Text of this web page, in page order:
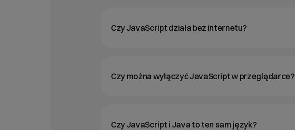
Czy JavaScript działa bez internetu?
Czy można wyłączyć JavaScript w przeglądarce?
Czy JavaScript i Java to ten sam język?